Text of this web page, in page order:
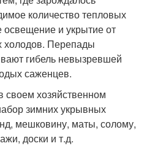
количество тепловых
освещение и укрытие от
холодов. Перепады
гибель невызревшей
саженцев.
своем хозяйственном
зимних укрывных
мешковину, маты, солому,
доски и т.д.